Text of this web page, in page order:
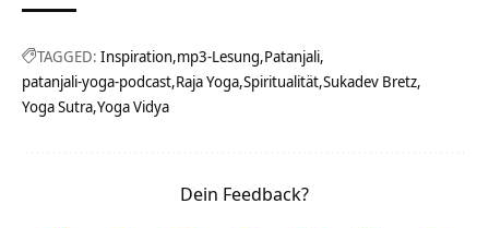
TAGGED: Inspiration mp3-Lesung Patanjali
patanjali-yoga-podcast Raja Yoga Spiritualität Sukadev Bretz
Yoga Sutra Yoga Vidya
Dein Feedback?